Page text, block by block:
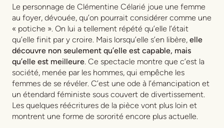
Le personnage de Clémentine Célarié joue une femme
au foyer, dévouée, qu’on pourrait considérer comme une
« potiche ». On lui a tellement répété qu’elle l’était
qu’elle finit par y croire. Mais lorsqu’elle s’en libère, elle
découvre non seulement qu’elle est capable, mais
qu’elle est meilleure. Ce spectacle montre que c’est la
société, menée par les hommes, qui empêche les
femmes de se révéler. C’est une ode à l’émancipation et
un étendard féministe sous couvert de divertissement.
Les quelques réécritures de la pièce vont plus loin et
montrent une forme de sororité encore plus actuelle.